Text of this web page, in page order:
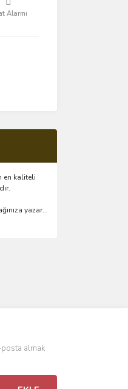
Alarmı
en kaliteli
yazar...
posta almak